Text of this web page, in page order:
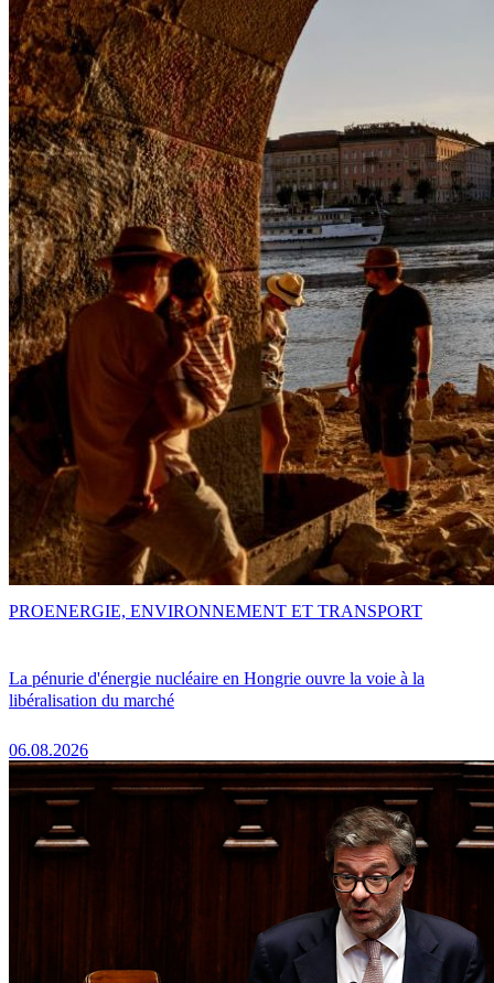
La pénurie d'énergie nucléaire en Hongrie ouvre la voie à la
libéralisation du marché
06.08.2026
PROENERGIE, ENVIRONNEMENT ET TRANSPORT